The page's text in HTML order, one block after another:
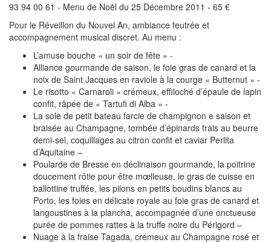
93 94 00 61 - Menu de Noël du 25 Décembre 2011 - 65 €
Pour le Réveillon du Nouvel An, ambiance feutrée et
accompagnement musical discret. Au menu :
L’amuse bouche « un soir de fête » -
Alliance gourmande de saison, le foie gras de canard et la
noix de Saint Jacques en raviole à la courge « Butternut » -
Le risotto « Carnaroli » crémeux, effiloché d’épaule de lapin
confit, râpée de « Tartufi di Alba » -
La sole de petit bateau farcie de champignon e saison et
braisée au Champagne, tombée d’épinards frais au beurre
demi-sel, coquillages au citron confit et caviar Perlita
d’Aquitaine –
Poularde de Bresse en déclinaison gourmande, la poitrine
doucement rôtie pour être mœlleuse, le gras de cuisse en
ballottine truffée, les pilons en petits boudins blancs au
Porto, les foies en délicate royale au foie gras de canard et
langoustines à la plancha, accompagnée d’une onctueuse
purée de pommes rattes à la truffe noire du Périgord –
Nuage à la fraise Tagada, crémeux au Champagne rosé et